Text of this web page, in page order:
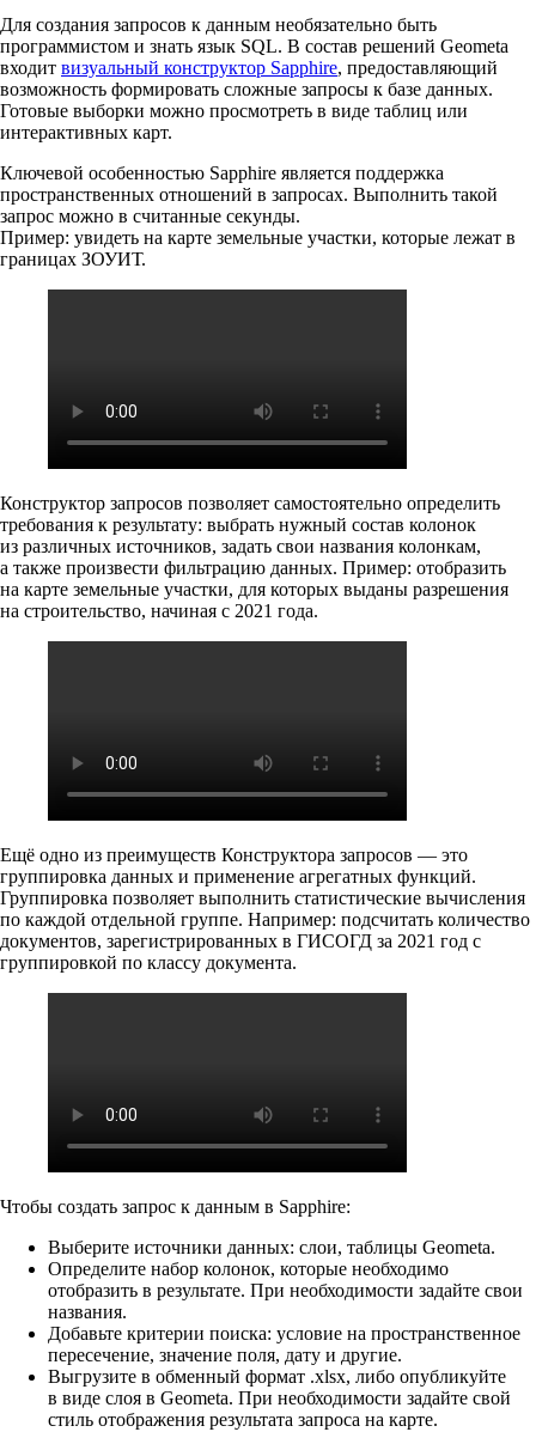
Для создания запросов к данным необязательно быть
программистом и знать язык SQL. В состав решений Geometa
входит визуальный конструктор Sapphire, предоставляющий
возможность формировать сложные запросы к базе данных.
Готовые выборки можно просмотреть в виде таблиц или
интерактивных карт.
Ключевой особенностью Sapphire является поддержка
пространственных отношений в запросах. Выполнить такой
запрос можно в считанные секунды.
Пример: увидеть на карте земельные участки, которые лежат в
границах ЗОУИТ.
Конструктор запросов позволяет самостоятельно определить
требования к результату: выбрать нужный состав колонок
из различных источников, задать свои названия колонкам,
а также произвести фильтрацию данных. Пример: отобразить
на карте земельные участки, для которых выданы разрешения
на строительство, начиная с 2021 года.
Ещё одно из преимуществ Конструктора запросов — это
группировка данных и применение агрегатных функций.
Группировка позволяет выполнить статистические вычисления
по каждой отдельной группе. Например: подсчитать количество
документов, зарегистрированных в ГИСОГД за 2021 год с
группировкой по классу документа.
Чтобы создать запрос к данным в Sapphire:
Выберите источники данных: слои, таблицы Geometa.
Определите набор колонок, которые необходимо
отобразить в результате. При необходимости задайте свои
названия.
Добавьте критерии поиска: условие на пространственное
пересечение, значение поля, дату и другие.
Выгрузите в обменный формат .xlsx, либо опубликуйте
в виде слоя в Geometa. При необходимости задайте свой
стиль отображения результата запроса на карте.